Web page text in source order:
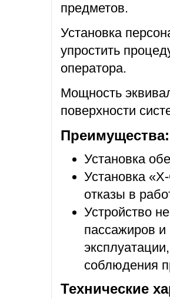
предметов.
Установка
упростить
оператора.
Мощность
поверхности
Преимущества:
Установка
Установка
отказы в
Устройство
пассажиров
соблюдения
Технические